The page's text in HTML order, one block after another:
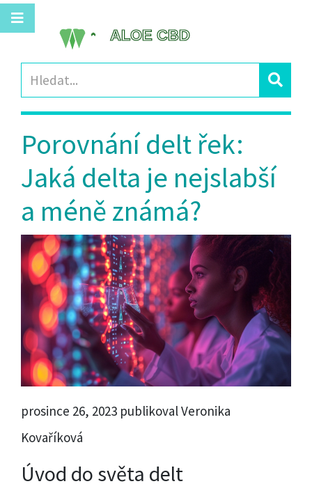
Porovnání delt řek:
Jaká delta je nejslabší
a méně známá?
prosince 26, 2023 publikoval Veronika
Kovaříková
Úvod do světa delt